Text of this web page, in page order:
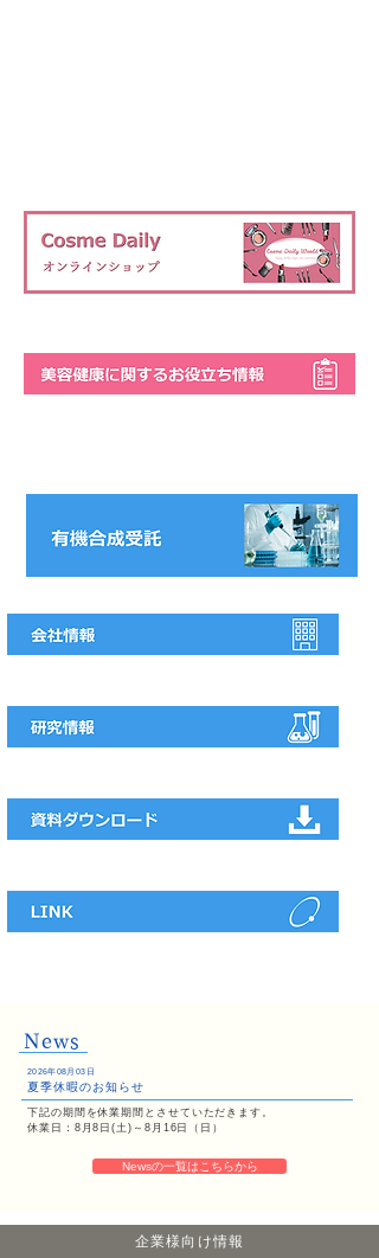
News
2026年08月03日
夏季休暇のお知らせ
下記の期間を休業期間とさせていただきます。
休業日：8月8日(土)～8月16日（日）
Newsの一覧はこちらから
企業様向け情報